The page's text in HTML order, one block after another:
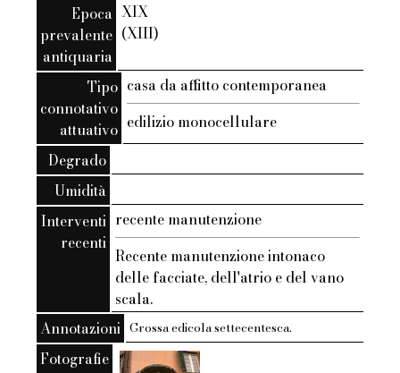
Epoca
prevalente
antiquaria
XIX
(XIII)
Tipo
connotativo
attuativo
casa da affitto contemporanea
edilizio monocellulare
Degrado
Umidità
Interventi
recenti
recente manutenzione
Recente manutenzione intonaco
delle facciate, dell'atrio e del vano
scala.
Annotazioni Grossa edicola settecentesca.
Fotografie